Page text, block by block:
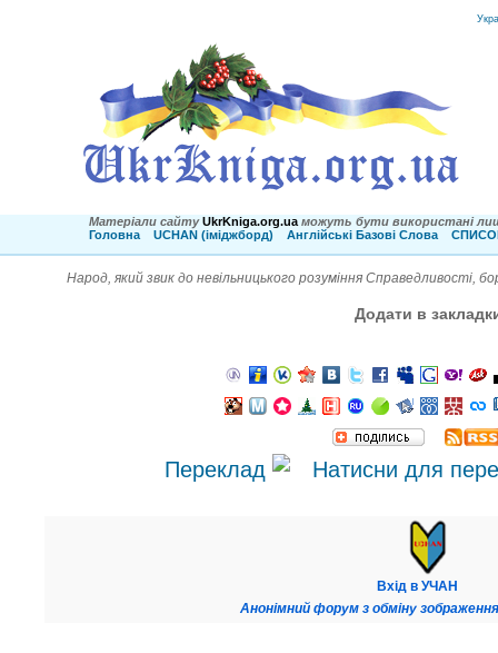
Матеріали сайту UkrKniga.org.ua можуть бути використані
Головна
UCHAN (іміджборд) Англійські Базові Слова
Народ, який звик до невільницького розуміння Справедливості,
Додати в
Переклад
Вхід в УЧАН
Анонімний форум з обміну